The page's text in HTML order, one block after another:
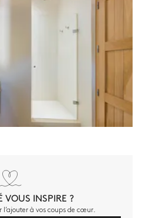
VOUS INSPIRE ?
l’ajouter à vos coups de cœur.